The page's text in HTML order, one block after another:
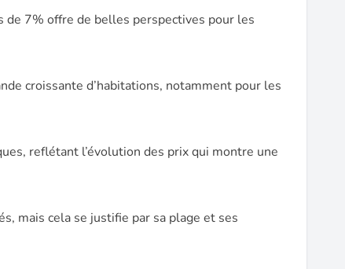
de 7% offre de belles perspectives pour les
croissante d’habitations, notamment pour les
reflétant l’évolution des prix qui montre une
mais cela se justifie par sa plage et ses